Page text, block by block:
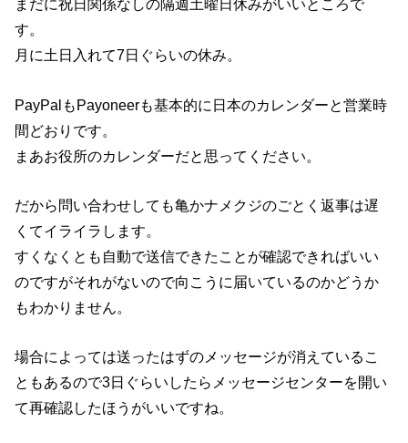
まだに祝日関係なしの隔週土曜日休みがいいところで
す。
月に土日入れて7日ぐらいの休み。
PayPalもPayoneerも基本的に日本のカレンダーと営業時
間どおりです。
まあお役所のカレンダーだと思ってください。
だから問い合わせしても亀かナメクジのごとく返事は遅
くてイライラします。
すくなくとも自動で送信できたことが確認できればいい
のですがそれがないので向こうに届いているのかどうか
もわかりません。
場合によっては送ったはずのメッセージが消えているこ
ともあるので3日ぐらいしたらメッセージセンターを開い
て再確認したほうがいいですね。